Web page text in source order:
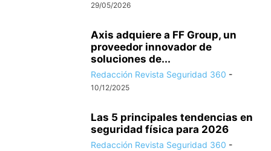
29/05/2026
Axis adquiere a FF Group, un
proveedor innovador de
soluciones de...
Redacción Revista Seguridad 360 -
10/12/2025
Las 5 principales tendencias en
seguridad física para 2026
Redacción Revista Seguridad 360 -